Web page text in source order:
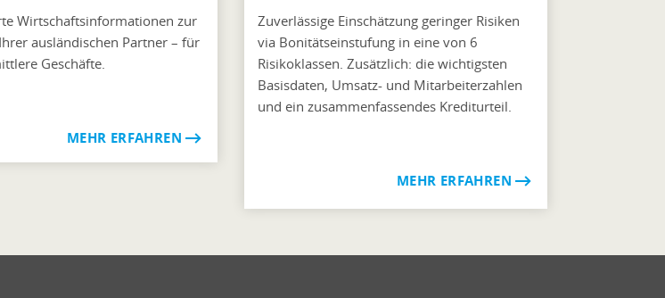
Wirtschaftsinformationen zur
ausländischen Partner – für
Geschäfte.
MEHR ERFAHREN
Zuverlässige Einschätzung geringer Risiken
via Bonitätseinstufung in eine von 6
Risikoklassen. Zusätzlich: die wichtigsten
Basisdaten, Umsatz- und Mitarbeiterzahlen
und ein zusammenfassendes Krediturteil.
MEHR ERFAHREN